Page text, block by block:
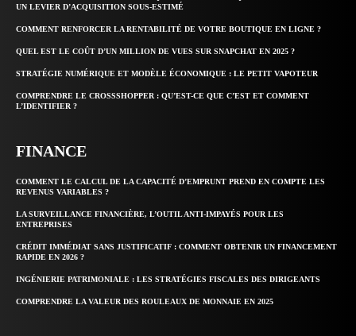
UN LEVIER D’ACQUISITION SOUS-ESTIMÉ
COMMENT RENFORCER LA RENTABILITÉ DE VOTRE BOUTIQUE EN LIGNE ?
QUEL EST LE COÛT D’UN MILLION DE VUES SUR SNAPCHAT EN 2025 ?
STRATÉGIE NUMÉRIQUE ET MODÈLE ÉCONOMIQUE : LE PETIT VAPOTEUR
COMPRENDRE LE CROSSSHOPPER : QU’EST-CE QUE C’EST ET COMMENT
L’IDENTIFIER ?
FINANCE
COMMENT LE CALCUL DE LA CAPACITÉ D’EMPRUNT PREND EN COMPTE LES
REVENUS VARIABLES ?
LA SURVEILLANCE FINANCIÈRE, L’OUTIL ANTI-IMPAYÉS POUR LES
ENTREPRISES
CRÉDIT IMMÉDIAT SANS JUSTIFICATIF : COMMENT OBTENIR UN FINANCEMENT
RAPIDE EN 2026 ?
INGÉNIERIE PATRIMONIALE : LES STRATÉGIES FISCALES DES DIRIGEANTS
COMPRENDRE LA VALEUR DES ROULEAUX DE MONNAIE EN 2025